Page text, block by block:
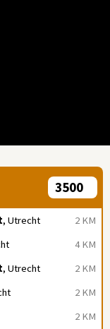
2 KM
, Utrecht
4 KM
2 KM
, Utrecht
2 KM
2 KM